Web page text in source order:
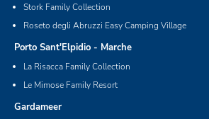
Stork Family Collection
Roseto degli Abruzzi Easy Camping Village
Porto Sant'Elpidio - Marche
La Risacca Family Collection
Le Mimose Family Resort
Gardameer